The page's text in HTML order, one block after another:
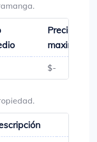
Precio
maximo
$-